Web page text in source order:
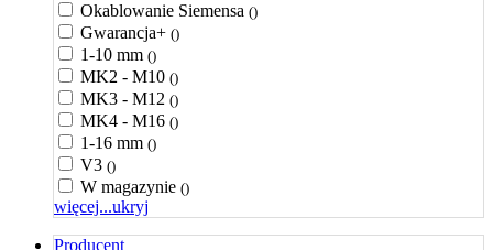
Okablowanie Siemensa ()
Gwarancja+ ()
1-10 mm ()
MK2 - M10 ()
MK3 - M12 ()
MK4 - M16 ()
1-16 mm ()
V3 ()
W magazynie ()
więcej...ukryj
Producent